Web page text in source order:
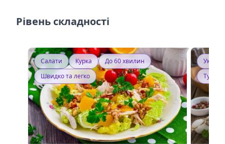
Рівень складності
Салати Курка
До 60 хвилин
Швидко та легко